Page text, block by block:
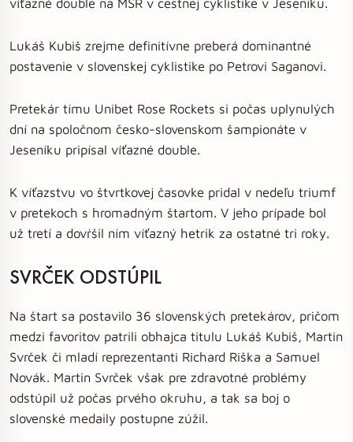
Lukáš Kubiš zrejme definitívne preberá dominantné
postavenie v slovenskej cyklistike po Petrovi Saganovi.
Pretekár tímu Unibet Rose Rockets si počas uplynulých
dní na spoločnom česko-slovenskom šampionáte v
Jeseníku pripísal víťazné double.
K víťazstvu vo štvrtkovej časovke pridal v nedeľu triumf
v pretekoch s hromadným štartom. V jeho prípade bol
už tretí a dovŕšil ním víťazný hetrik za ostatné tri roky.
SVRČEK ODSTÚPIL
Na štart sa postavilo 36 slovenských pretekárov, pričom
medzi favoritov patrili obhajca titulu Lukáš Kubiš, Martin
Svrček či mladí reprezentanti Richard Riška a Samuel
Novák. Martin Svrček však pre zdravotné problémy
odstúpil už počas prvého okruhu, a tak sa boj o
slovenské medaily postupne zúžil.